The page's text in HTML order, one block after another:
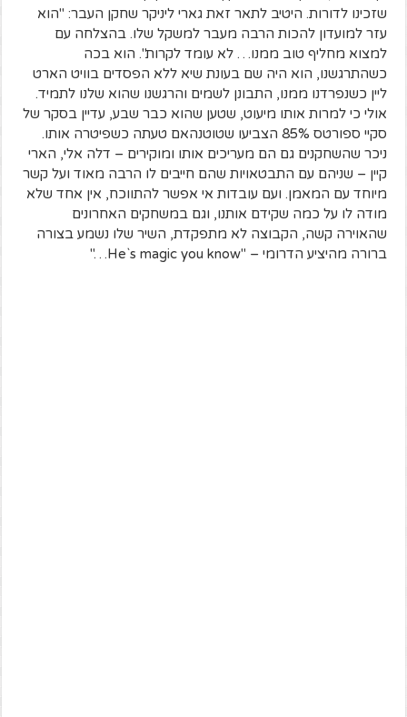
שזכינו לדורות. היטיב לתאר זאת גארי ליניקר שחקן העבר: "הוא
עזר למועדון להכות הרבה מעבר למשקל שלו. בהצלחה עם
למצוא מחליף טוב ממנו… לא עומד לקרות". הוא בכה
כשהתרגשנו, הוא היה שם בעונת שיא ללא הפסדים בוויט הארט
ליין כשנפרדנו ממנו, התבונן לשמים והרגשנו שהוא שלנו לתמיד.
אולי כי למרות אותו מיעוט, שטען שהוא כבר שבע, עדיין בסקר של
סקיי ספורטס 85% הצביעו שטוטנהאם טעתה כשפיטרה אותו.
ניכר שהשחקנים גם הם מעריכים אותו ומוקירים – דלה אלי, הארי
קיין – שניהם עם התבטאויות שהם חייבים לו הרבה מאוד ועל קשר
מיוחד עם המאמן. ועם עובדות אי אפשר להתווכח, אין אחד שלא
מודה לו על כמה שקידם אותנו, וגם במשחקים האחרונים
שהאוירה קשה, הקבוצה לא מתפקדת, השיר שלו נשמע בצורה
ברורה מהיציע הדרומי – "He`s magic you know…"